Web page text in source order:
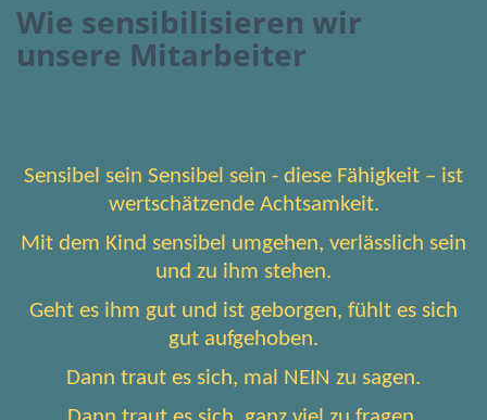
Wie sensibilisieren wir
unsere Mitarbeiter
Sensibel sein Sensibel sein - diese Fähigkeit – ist
wertschätzende Achtsamkeit.
Mit dem Kind sensibel umgehen, verlässlich sein
und zu ihm stehen.
Geht es ihm gut und ist geborgen, fühlt es sich
gut aufgehoben.
Dann traut es sich, mal NEIN zu sagen.